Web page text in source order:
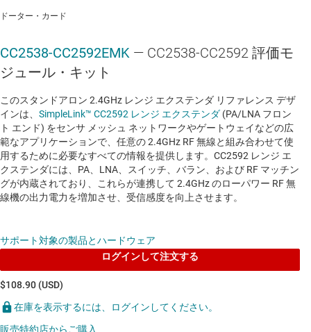
ドーター・カード
CC2538-CC2592EMK — CC2538-CC2592 評価モ
ジュール・キット
このスタンドアロン 2.4GHz レンジ エクステンダ リファレンス デザ
インは、 SimpleLink™ CC2592 レンジ エクステンダ (PA/LNA フロン
ト エンド) をセンサ メッシュ ネットワークやゲートウェイなどの広
範なアプリケーションで、任意の 2.4GHz RF 無線と組み合わせて使
用するために必要なすべての情報を提供します。CC2592 レンジ エ
クステンダには、PA、LNA、スイッチ、バラン、および RF マッチン
グが内蔵されており、これらが連携して 2.4GHz のローパワー RF 無
線機の出力電力を増加させ、受信感度を向上させます。
サポート対象の製品とハードウェア
ログインして注文する
$108.90 (USD)
在庫を表示するには、ログインしてください。
販売特約店からご購入